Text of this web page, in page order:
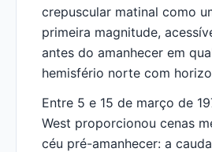
crepuscular matinal como
primeira magnitude,
antes do amanhecer em
hemisfério norte com
Entre 5 e 15 de março de
West proporcionou cenas
céu pré-amanhecer: a